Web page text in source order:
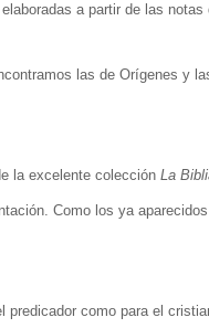
a partir de las
las de Orígenes y
la excelente colección La
Como los ya
predicador como para el